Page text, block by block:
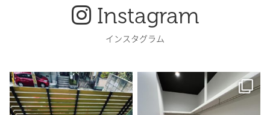
Instagram
インスタグラム